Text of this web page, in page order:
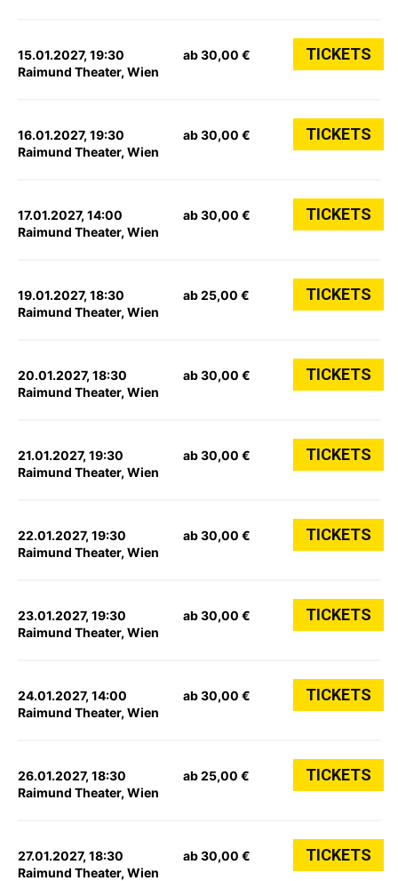
15.01.2027, 19:30
Raimund Theater, Wien
ab 30,00 € TICKETS
16.01.2027, 19:30
Raimund Theater, Wien
ab 30,00 € TICKETS
17.01.2027, 14:00
Raimund Theater, Wien
ab 30,00 € TICKETS
19.01.2027, 18:30
Raimund Theater, Wien
ab 25,00 € TICKETS
20.01.2027, 18:30
Raimund Theater, Wien
ab 30,00 € TICKETS
21.01.2027, 19:30
Raimund Theater, Wien
ab 30,00 € TICKETS
22.01.2027, 19:30
Raimund Theater, Wien
ab 30,00 € TICKETS
23.01.2027, 19:30
Raimund Theater, Wien
ab 30,00 € TICKETS
24.01.2027, 14:00
Raimund Theater, Wien
ab 30,00 € TICKETS
26.01.2027, 18:30
Raimund Theater, Wien
ab 25,00 € TICKETS
27.01.2027, 18:30
Raimund Theater, Wien
ab 30,00 € TICKETS